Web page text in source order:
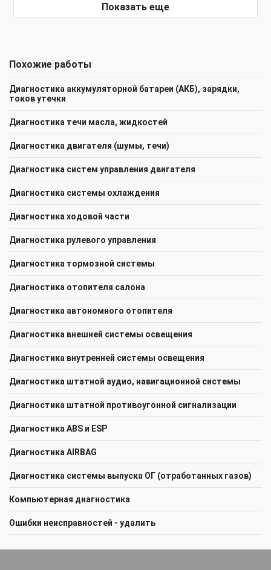
Показать еще
Похожие работы
Диагностика аккумуляторной батареи (АКБ), зарядки,
токов утечки
Диагностика течи масла, жидкостей
Диагностика двигателя (шумы, течи)
Диагностика систем управления двигателя
Диагностика системы охлаждения
Диагностика ходовой части
Диагностика рулевого управления
Диагностика тормозной системы
Диагностика отопителя салона
Диагностика автономного отопителя
Диагностика внешней системы освещения
Диагностика внутренней системы освещения
Диагностика штатной аудио, навигационной системы
Диагностика штатной противоугонной сигнализации
Диагностика ABS и ESP
Диагностика AIRBAG
Диагностика системы выпуска ОГ (отработанных газов)
Компьютерная диагностика
Ошибки неисправностей - удалить